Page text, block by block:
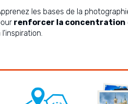
les bases de la
renforcer la concentration
l'inspiration.